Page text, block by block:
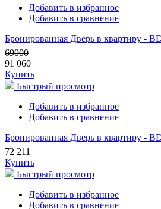
Добавить в избранное
Добавить в сравнение
Бронированная Дверь в квартиру -
69000
91 060
Купить
Быстрый просмотр
Добавить в избранное
Добавить в сравнение
Бронированная Дверь в квартиру -
72 211
Купить
Быстрый просмотр
Добавить в избранное
Добавить в сравнение